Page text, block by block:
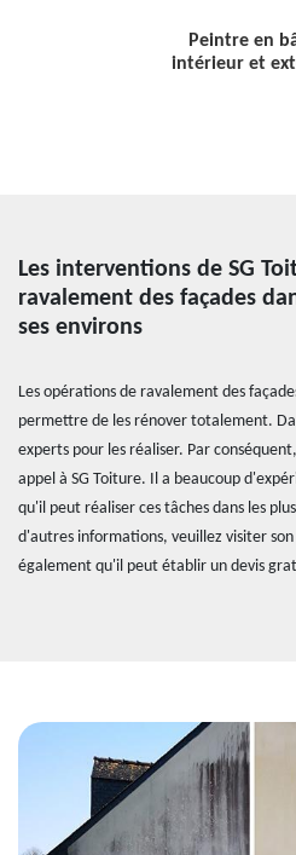
Peintre en
intérieur et
Les interventions de SG
ravalement des façades
ses environs
Les opérations de ravalement des
permettre de les rénover totalement.
experts pour les réaliser. Par
appel à SG Toiture. Il a beaucoup
qu'il peut réaliser ces tâches dans les
d'autres informations, veuillez visiter
également qu'il peut établir un devis